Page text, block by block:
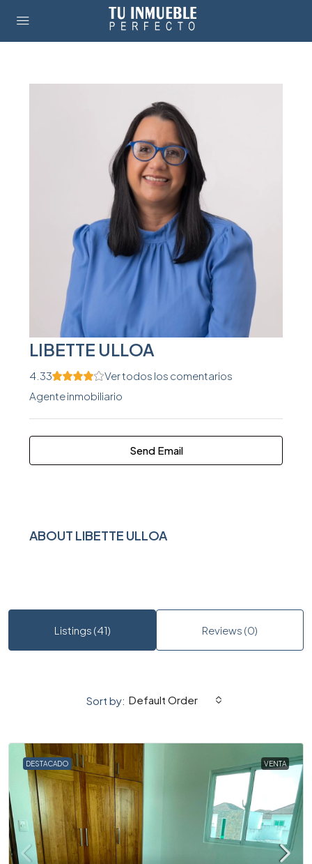
LIBETTE ULLOA
4.33
Ver todos los comentarios
Agente inmobiliario
Send Email
ABOUT LIBETTE ULLOA
Listings (41) Reviews (0)
Sort by: Default Order
DESTACADO VENTA